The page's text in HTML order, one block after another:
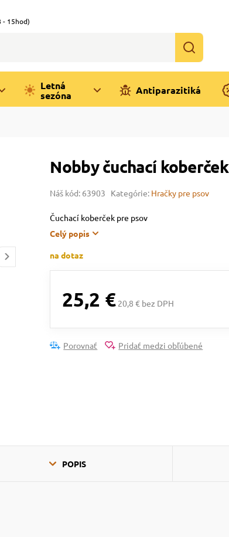
- 15hod)
Letná
sezóna
Antiparazitiká
Nobby čuchací
Náš kód: 63903 Kategórie: Hračky pre psov
Čuchací koberček pre psov
Celý popis
na dotaz
25,2 € 20,8 € bez DPH
Porovnať Pridať medzi obľúbené
POPIS